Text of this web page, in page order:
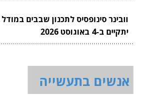
יתקיים ב-4 באוגוסט 2026
אנשים בתעשייה